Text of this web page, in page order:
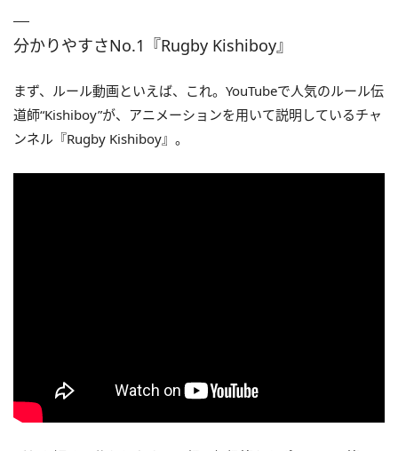
分かりやすさNo.1『Rugby Kishiboy』
まず、ルール動画といえば、これ。YouTubeで人気のルール伝
道師“Kishiboy”が、アニメーションを用いて説明しているチャ
ンネル『Rugby Kishiboy』。